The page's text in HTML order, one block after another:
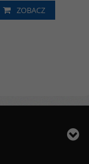
ZOBACZ